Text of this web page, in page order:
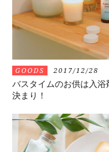
GOODS 2017/12/28
バスタイムのお供は入
決まり！